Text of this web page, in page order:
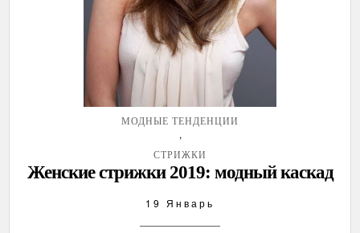
МОДНЫЕ ТЕНДЕНЦИИ
,
СТРИЖКИ
Женские стрижки 2019: модный каскад
19 Январь